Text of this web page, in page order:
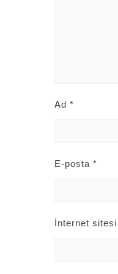
Ad *
E-posta *
İnternet sitesi